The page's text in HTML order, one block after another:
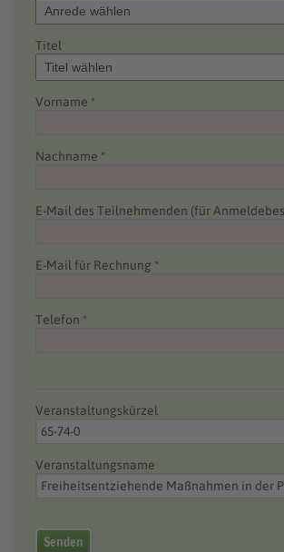
Titel
Vorname *
Nachname *
E-Mail des Teilnehmenden (für
E-Mail für Rechnung *
Telefon *
Veranstaltungskürzel
Veranstaltungsname
Senden